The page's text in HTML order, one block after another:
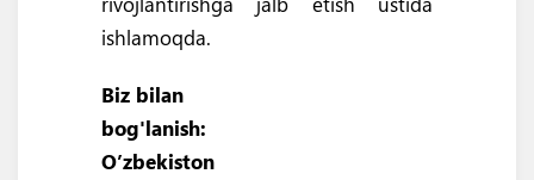
ishlamoqda.
Biz bilan
bog'lanish:
O’zbekiston